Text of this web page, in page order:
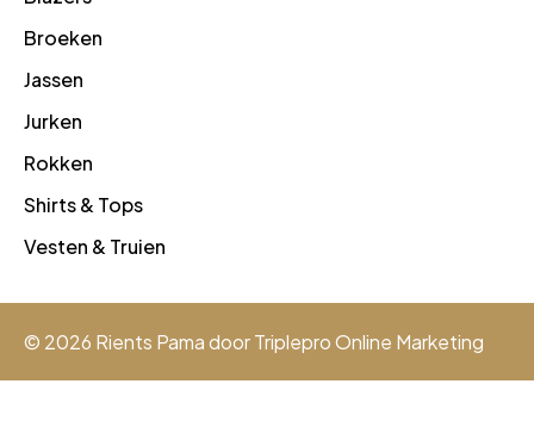
Broeken
Jassen
Jurken
Rokken
Shirts & Tops
Vesten & Truien
© 2026 Rients Pama doorTriplepro Online Marketing